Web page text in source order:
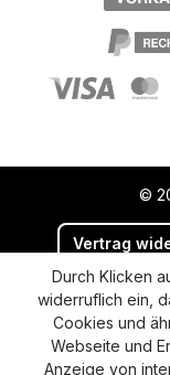
©
Vertrag
Versand
Cookie-
Durch Klicken
widerruflich ein,
Cookies und
Webseite und
Anzeige von